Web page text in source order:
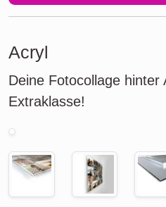
Acryl
Deine Fotocollage hinter
Extraklasse!